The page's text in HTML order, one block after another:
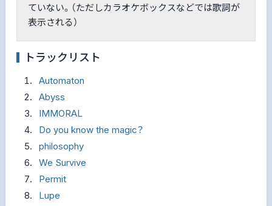
ていない。（ただしカラオケボックスなどでは歌詞が
表示される）
トラックリスト
Automaton
Abyss
IMMORAL
Do you know the magic？
philosophy
We Survive
Permit
Lupe